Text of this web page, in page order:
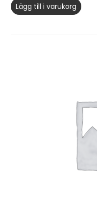
Lägg till i varukorg